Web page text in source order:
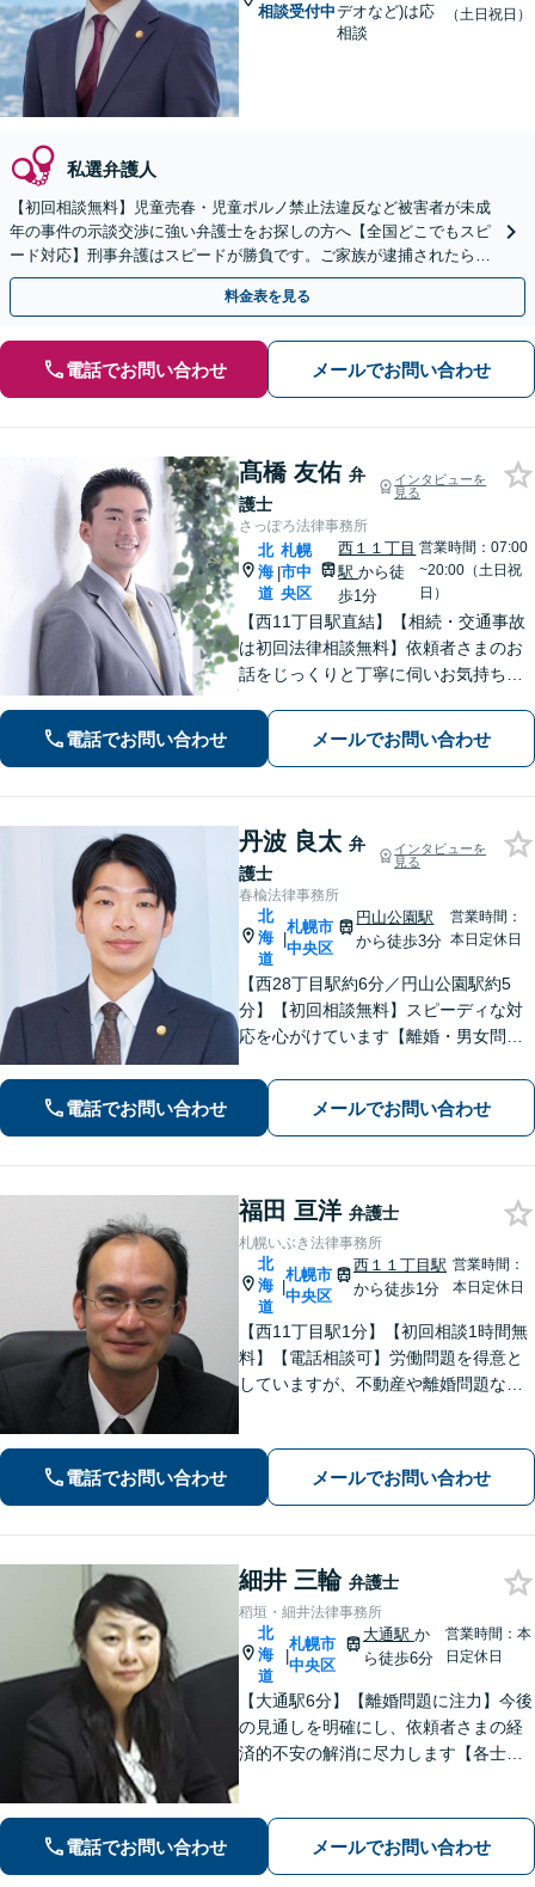
相談受付中デオなど)は応
相談
（土日祝日）
私選弁護人
【初回相談無料】児童売春・児童ポルノ禁止法違反など被害者が未成
年の事件の示談交渉に強い弁護士をお探しの方へ【全国どこでもスピ
ード対応】刑事弁護はスピードが勝負です。ご家族が逮捕されたら一
刻も早くご相談ください【24時間365日相談受付】
料金表を見る
電話でお問い合わせ メールでお問い合わせ
髙橋 友佑 弁
護士
インタビューを
見る
さっぽろ法律事務所
北
海
道
|
札幌
市中
央区
西１１丁目
駅から徒
歩1分
営業時間：07:00
~20:00（土日祝
日）
【西11丁目駅直結】【相続・交通事故
は初回法律相談無料】依頼者さまのお
話をじっくりと丁寧に伺いお気持ちに
えていきます。弁護士に相談するだけ
でも解決の道筋が見えて気持ちが楽に
電話でお問い合わせ メールでお問い合わせ
丹波 良太 弁
護士
インタビューを
見る
春楡法律事務所
北
海
道
|
札幌市
中央区
円山公園駅
から徒歩3分
営業時間：
本日定休日
【西28丁目駅約6分／円山公園駅約5
分】【初回相談無料】スピーディな対
応を心がけています【離婚・男女問
に強い【相続】分割協議や調停の実績
電話でお問い合わせ メールでお問い合わせ
福田 亘洋 弁護士
札幌いぶき法律事務所
北
海
道
|
札幌市
中央区
西１１丁目駅
から徒歩1分
営業時間：
本日定休日
【西11丁目駅1分】【初回相談1時間無
料】【電話相談可】労働問題を得意と
していますが、不動産や離婚問題など
話しやすい雰囲気作りを心がけており
ます。お困りの際は、ぜひご相談くだ
電話でお問い合わせ メールでお問い合わせ
細井 三輪 弁護士
稻垣・細井法律事務所
北
海
道
|
札幌市
中央区
大通駅 か
ら徒歩6分
営業時間：本
日定休日
【大通駅6分】【離婚問題に注力】今後
の見通しを明確にし、依頼者さまの経
済的不安の解消に尽力します【各士業
電話でお問い合わせ メールでお問い合わせ